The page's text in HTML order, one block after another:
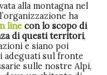
alla montagna nel
ha
line con lo scopo di
di questi territori,
e siano poi
adeguati sul fronte
sulle nostre Alpi,